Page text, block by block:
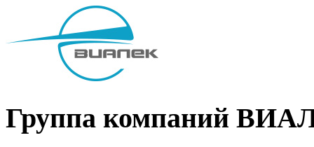
Группа компаний